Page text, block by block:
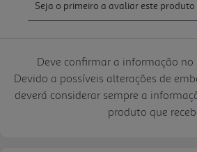
Deve confirmar a informação
Devido a possíveis alterações de
deverá considerar sempre a
produto que